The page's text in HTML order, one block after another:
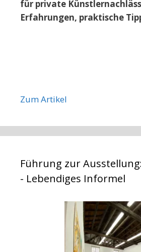
für private
Erfahrungen, praktische
Zum Artikel
Führung zur
- Lebendiges Informel